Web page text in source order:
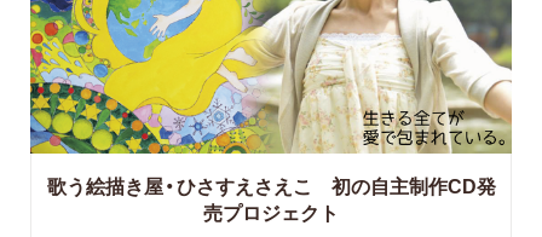
歌う絵描き屋・ひさすえさえこ 初の自主制作CD発
売プロジェクト